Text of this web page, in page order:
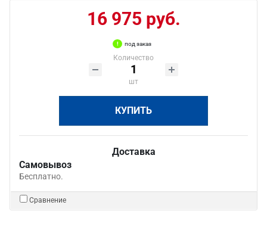
16 975 руб.
под заказ
Количество
шт
КУПИТЬ
Доставка
Самовывоз
Бесплатно.
Сравнение